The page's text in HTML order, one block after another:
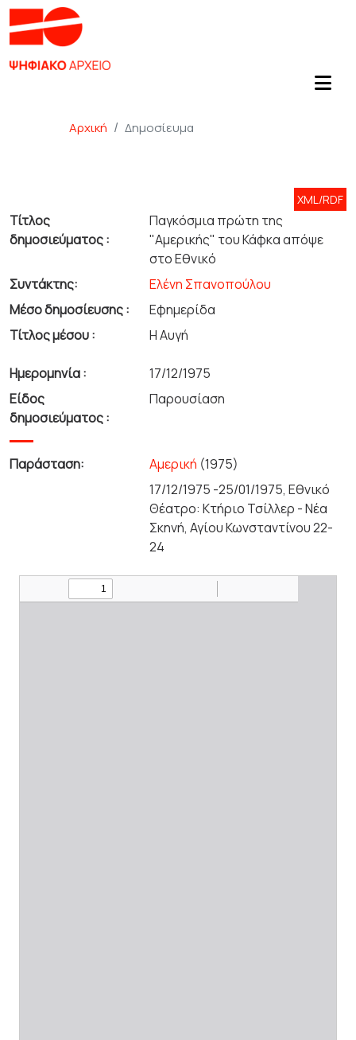
Αρχική Δημοσίευμα
XML/RDF
Τίτλος
δημοσιεύματος :
Παγκόσμια πρώτη της
"Αμερικής" του Κάφκα απόψε
στο Εθνικό
Συντάκτης:
Ελένη Σπανοπούλου
Μέσο δημοσίευσης :
Εφημερίδα
Τίτλος μέσου :
Η Αυγή
Ημερομηνία :
17/12/1975
Είδος
δημοσιεύματος :
Παρουσίαση
Παράσταση: Αμερική (1975)
17/12/1975 -25/01/1975, Εθνικό
Θέατρο: Κτήριο Τσίλλερ - Νέα
Σκηνή, Αγίου Κωνσταντίνου 22-
24